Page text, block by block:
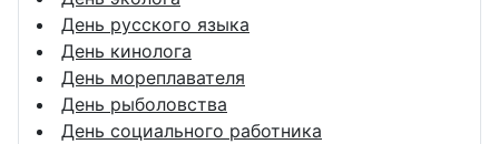
День русского языка
День кинолога
День мореплавателя
День рыболовства
День социального работника